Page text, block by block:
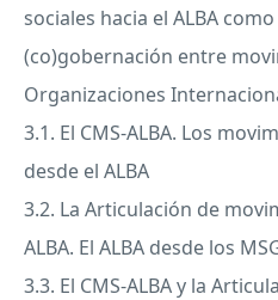
sociales hacia el ALBA
(co)gobernación entre
Organizaciones
3.1. El CMS-ALBA. Los
desde el ALBA
3.2. La Articulación de
ALBA. El ALBA desde los
3.3. El CMS-ALBAy la